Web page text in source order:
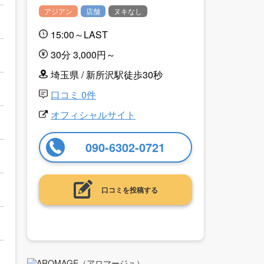
アジアン 店舗 ヌキなし
15:00～LAST
30分 3,000円～
埼玉県 / 新所沢駅徒歩30秒
口コミ 0件
オフィシャルサイト
090-6302-0721
口コミを投稿する